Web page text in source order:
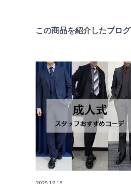
この商品を紹介したブログ